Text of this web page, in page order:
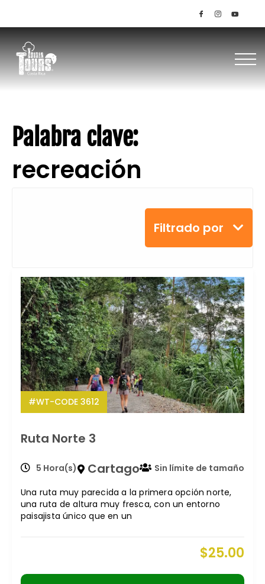
Palabra clave:
recreación
Filtrado por
#WT-CODE 3612
Ruta Norte 3
5 Hora(s) Cartago Sin límite de tamaño
Una ruta muy parecida a la primera opción norte,
una ruta de altura muy fresca, con un entorno
paisajista único que en un
$25.00